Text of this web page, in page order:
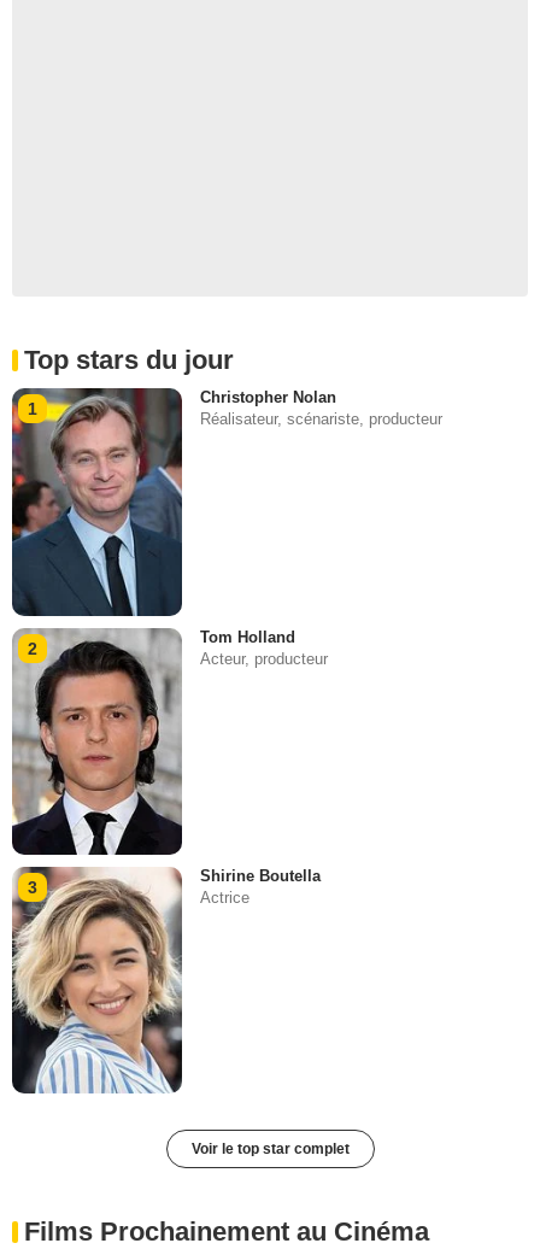
Top stars du jour
1
Christopher Nolan
Réalisateur, scénariste, producteur
2
Tom Holland
Acteur, producteur
3
Shirine Boutella
Actrice
Voir le top star complet
Films Prochainement au Cinéma